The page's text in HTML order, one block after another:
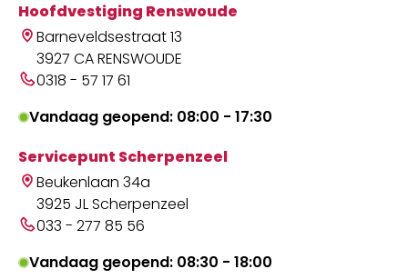
Hoofdvestiging Renswoude
Barneveldsestraat 13
3927 CA RENSWOUDE
0318 - 57 17 61
Vandaag geopend: 08:00 - 17:30
Servicepunt Scherpenzeel
Beukenlaan 34a
3925 JL Scherpenzeel
033 - 277 85 56
Vandaag geopend: 08:30 - 18:00